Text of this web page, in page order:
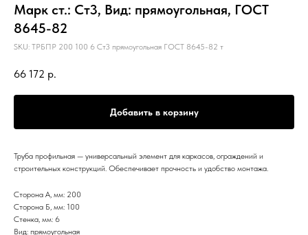
Марк ст.: Ст3, Вид: прямоугольная, ГОСТ
8645-82
SKU: ТРБПР 200 100 6 Ст3 прямоугольная ГОСТ 8645-82 т
66 172 р.
Добавить в корзину
Труба профильная — универсальный элемент для каркасов, ограждений и
строительных конструкций. Обеспечивает прочность и удобство монтажа.
Сторона А, мм: 200
Сторона Б, мм: 100
Стенка, мм: 6
Вид: прямоугольная